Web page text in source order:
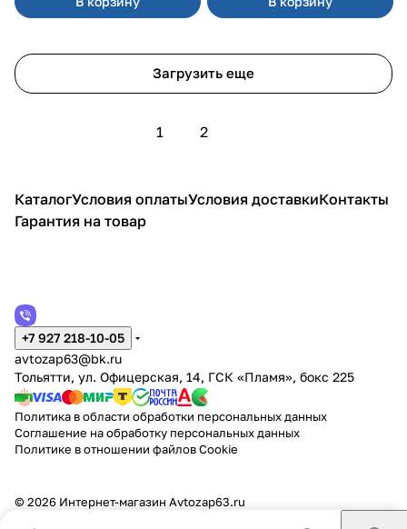
Загрузить еще
1 2
КаталогУсловия оплатыУсловия доставкиКонтакты
Гарантия на товар
+7 927 218-10-05
avtozap63@bk.ru
Тольятти, ул. Офицерская, 14, ГСК «Пламя», бокс 225
Политика в области обработки персональных данных
Соглашение на обработку персональных данных
Политике в отношении файлов Cookie
© 2026 Интернет-магазин Аvtozap63.ru